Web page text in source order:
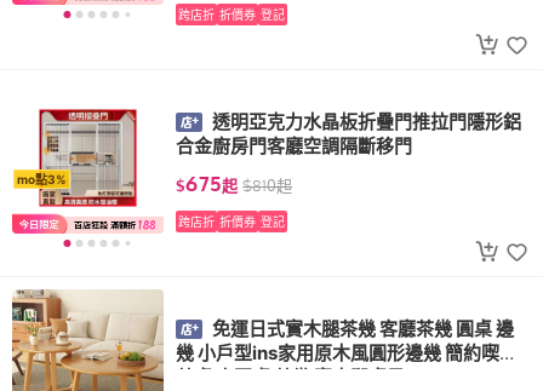
跨店折 折價券 登記
mo點3%
透明亞克力水晶板折疊門推拉門隱形鋁
合金廚房門客廳空調隔斷移門
$675起 $810起
跨店折 折價券 登記
免運日式實木腿茶幾 客廳茶幾 圓桌 邊
幾 小戶型ins家用原木風圓形邊幾 簡約喫飯
茶桌 小圓桌 茶幾 實木腿桌子